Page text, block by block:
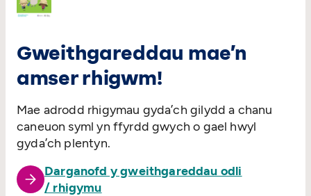
Gweithgareddau mae’n
amser rhigwm!
Mae adrodd rhigymau gyda’ch gilydd a chanu
caneuon syml yn ffyrdd gwych o gael hwyl
gyda’ch plentyn.
Darganofd y gweithgareddau odli
/ rhigymu